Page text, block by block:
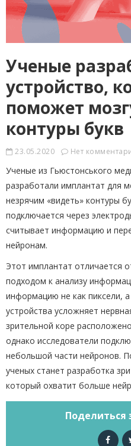
Ученые
устройство,
поможет
контуры букв
23.05.2020 Нет
Ученые из Гьюстонського
разработали имплантат для
незрячим «видеть» контуры
подключается через
считывает информацию и
нейронам.
Этот имплантат отличается
подходом к анализу
информацию не как пиксели,
устройства усложняет
зрительной коре
однако исследователи
небольшой части нейронов.
ученых станет разработка
который охватит больше
Поделиться